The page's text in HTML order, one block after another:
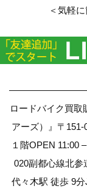
＜気軽
ロードバイク買
アーズ）』〒
１階OPEN 11:00
020副都心線北参
代々木駅 徒歩 9